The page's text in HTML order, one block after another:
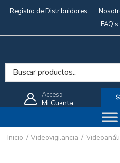
Registro de Distribuidores
FAQ’s
Acceso
Mi Cuenta
$
Inicio Videovigilancia